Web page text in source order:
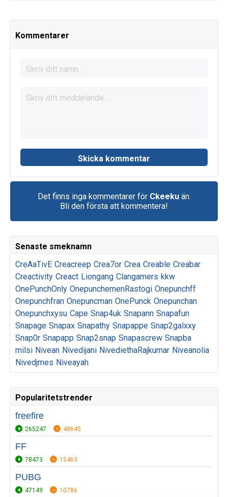
Kommentarer
Det finns inga kommentarer för Ckeekuän.
Bli den första att kommentera!
Senaste smeknamn
CreAaTivE Creacreep Crea7or Crea Creable Creabar
Creactivity Creact Liongang Clangamers kkw
OnePunchOnly OnepunchemenRastogi Onepunchff
Onepunchfran Onepuncman OnePunck Onepunchan
Onepunchxysu Cape Snap4uk Snapann Snapafun
Snapage Snapax Snapathy Snapappe Snap2galxxy
Snap0r Snapapp Snap2snap Snapascrew Snapba
milsi Nivean Nivedijani NivediethaRajkumar Niveanolia
Nivedjmes Niveayah
Popularitetstrender
freefire
265247 48645
FF
78473 15463
PUBG
47149 10786